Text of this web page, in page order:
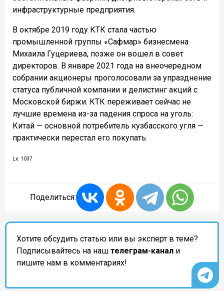
инфраструктурные предприятия.
В октябре 2019 году КТК стала частью
промышленной группы «Сафмар» бизнесмена
Михаила Гуцериева, позже он вошел в совет
директоров. В январе 2021 года на внеочередном
собрании акционеры проголосовали за упразднение
статуса публичной компании и делистинг акций с
Московской биржи. КТК переживает сейчас не
лучшие времена из-за падения спроса на уголь:
Китай — основной потребитель кузбасского угля —
практически перестал его покупать.
Lx: 1037
Поделиться:
Хотите обсудить статью или вы эксперт в теме?
Подписывайтесь на наш телеграм-канал и
пишите нам в комментариях!